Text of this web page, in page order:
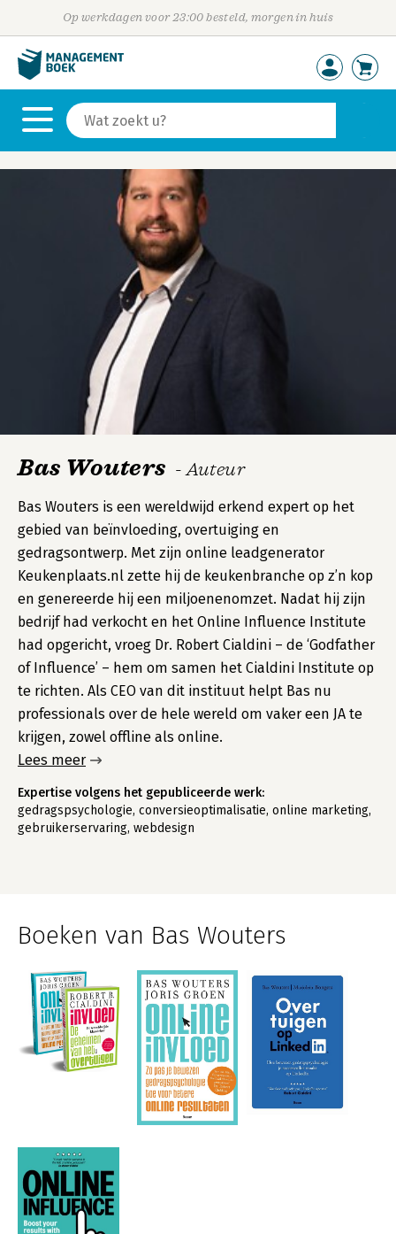
Op werkdagen voor 23:00 besteld, morgen in huis
Bas Wouters - Auteur
Bas Wouters is een wereldwijd erkend expert op het
gebied van beïnvloeding, overtuiging en
gedragsontwerp. Met zijn online leadgenerator
Keukenplaats.nl zette hij de keukenbranche op z’n kop
en genereerde hij een miljoenenomzet. Nadat hij zijn
bedrijf had verkocht en het Online Influence Institute
had opgericht, vroeg Dr. Robert Cialdini – de ‘Godfather
of Influence’ – hem om samen het Cialdini Institute op
te richten. Als CEO van dit instituut helpt Bas nu
professionals over de hele wereld om vaker een JA te
krijgen, zowel offline als online.
Lees meer
Expertise volgens het gepubliceerde werk:
gedragspsychologie, conversieoptimalisatie, online marketing,
gebruikerservaring, webdesign
Boeken van Bas Wouters